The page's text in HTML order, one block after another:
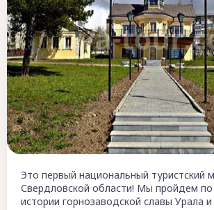
Это первый национальный туристский
Свердловской области! Мы пройдем
истории горнозаводской славы Урала